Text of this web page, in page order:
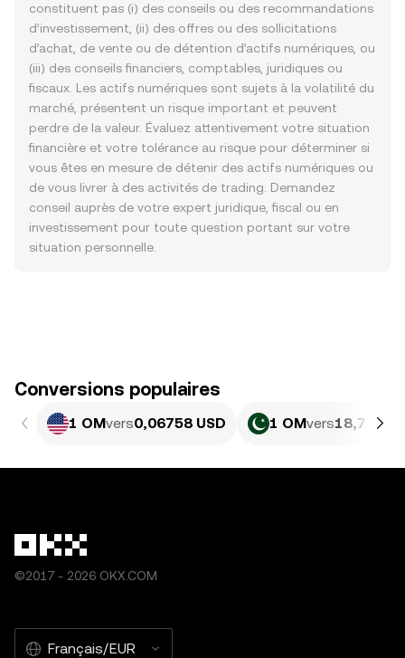
constituent pas (i) des conseils ou des recommandations
d’investissement, (ii) des offres ou des sollicitations
d’achat, de vente ou de détention d’actifs numériques, ou
(iii) des conseils financiers, comptables, juridiques ou
fiscaux. Les actifs numériques sont sujets à la volatilité du
marché, présentent un risque important et peuvent
perdre de la valeur. Évaluez attentivement votre situation
financière et votre tolérance au risque pour déterminer si
vous êtes en mesure de détenir des actifs numériques ou
de vous livrer à des activités de trading. Demandez
conseil auprès de votre expert juridique, fiscal ou en
investissement pour toute question portant sur votre
situation personnelle.
Conversions populaires
1 OMvers0,06758 USD 1 OMvers18,77
©2017 - 2026 OKX.COM
Français/EUR